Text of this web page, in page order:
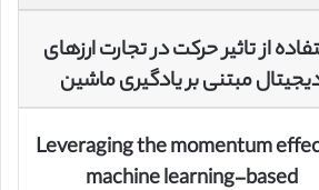
از تاثیر حرکت در تجارت ارزهای
مبتنی بر یادگیری ماشین
Leveraging the momentum
machine learning-based